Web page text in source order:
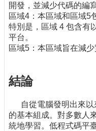
開發，並減少代碼的編寫
區域4：本區域和區域5
特別是，區域 4 包含有
平台。
區域5：本區域旨在減
結論
自從電腦發明出來以
的基本組成。對多數人
統地學習。低程式碼平